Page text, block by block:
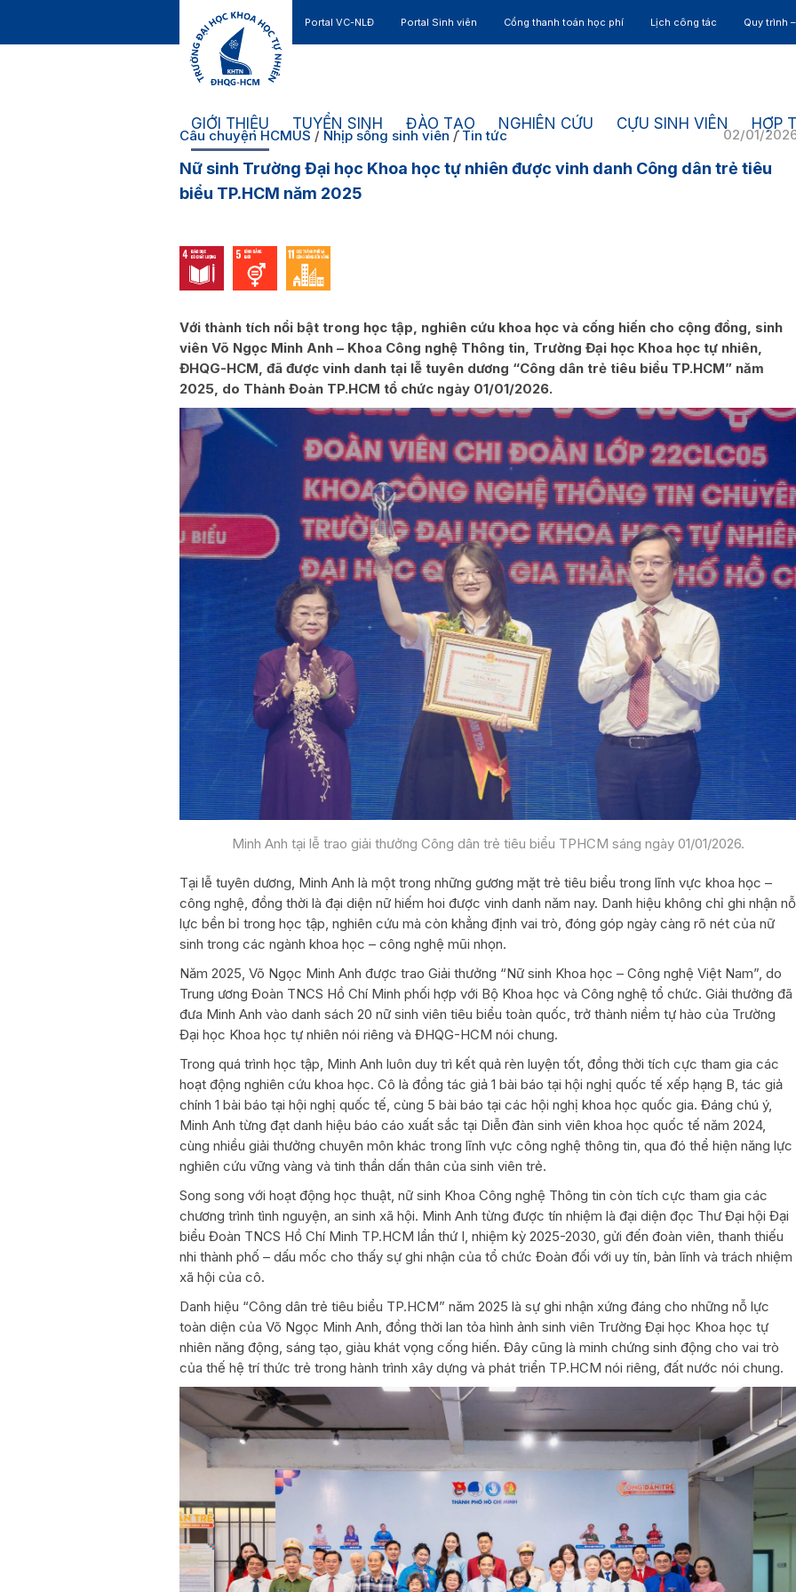
Portal VC-NLĐ Portal Sinh viên Cổng thanh toán học phí Lịch công tác Quy trình
GIỚI THIỆU TUYỂN SINH ĐÀO TẠO NGHIÊN CỨU CỰU SINH VIÊN HỢP
02/01/
Câu chuyện HCMUS / Nhịp sống sinh viên / Tin tức
Nữ sinh Trường Đại học Khoa học tự nhiên được vinh danh Công dân trẻ tiêu
biểu TP.HCM năm 2025
Với thành tích nổi bật trong học tập, nghiên cứu khoa học và cống hiến cho cộng đồng, sinh
viên Võ Ngọc Minh Anh – Khoa Công nghệ Thông tin, Trường Đại học Khoa học tự nhiên,
ĐHQG-HCM, đã được vinh danh tại lễ tuyên dương “Công dân trẻ tiêu biểu TP.HCM” năm
2025, do Thành Đoàn TP.HCM tổ chức ngày 01/01/2026.
Minh Anh tại lễ trao giải thưởng Công dân trẻ tiêu biểu TPHCM sáng ngày 01/01/2026.
Tại lễ tuyên dương, Minh Anh là một trong những gương mặt trẻ tiêu biểu trong lĩnh vực khoa học –
công nghệ, đồng thời là đại diện nữ hiếm hoi được vinh danh năm nay. Danh hiệu không chỉ ghi nhận nỗ
lực bền bỉ trong học tập, nghiên cứu mà còn khẳng định vai trò, đóng góp ngày càng rõ nét của nữ
sinh trong các ngành khoa học – công nghệ mũi nhọn.
Năm 2025, Võ Ngọc Minh Anh được trao Giải thưởng “Nữ sinh Khoa học – Công nghệ Việt Nam”, do
Trung ương Đoàn TNCS Hồ Chí Minh phối hợp với Bộ Khoa học và Công nghệ tổ chức. Giải thưởng đã
đưa Minh Anh vào danh sách 20 nữ sinh viên tiêu biểu toàn quốc, trở thành niềm tự hào của Trường
Đại học Khoa học tự nhiên nói riêng và ĐHQG-HCM nói chung.
Trong quá trình học tập, Minh Anh luôn duy trì kết quả rèn luyện tốt, đồng thời tích cực tham gia các
hoạt động nghiên cứu khoa học. Cô là đồng tác giả 1 bài báo tại hội nghị quốc tế xếp hạng B, tác giả
chính 1 bài báo tại hội nghị quốc tế, cùng 5 bài báo tại các hội nghị khoa học quốc gia. Đáng chú ý,
Minh Anh từng đạt danh hiệu báo cáo xuất sắc tại Diễn đàn sinh viên khoa học quốc tế năm 2024,
cùng nhiều giải thưởng chuyên môn khác trong lĩnh vực công nghệ thông tin, qua đó thể hiện năng lực
nghiên cứu vững vàng và tinh thần dấn thân của sinh viên trẻ.
Song song với hoạt động học thuật, nữ sinh Khoa Công nghệ Thông tin còn tích cực tham gia các
chương trình tình nguyện, an sinh xã hội. Minh Anh từng được tín nhiệm là đại diện đọc Thư Đại hội Đại
biểu Đoàn TNCS Hồ Chí Minh TP.HCM lần thứ I, nhiệm kỳ 2025-2030, gửi đến đoàn viên, thanh thiếu
nhi thành phố – dấu mốc cho thấy sự ghi nhận của tổ chức Đoàn đối với uy tín, bản lĩnh và trách nhiệm
xã hội của cô.
Danh hiệu “Công dân trẻ tiêu biểu TP.HCM” năm 2025 là sự ghi nhận xứng đáng cho những nỗ lực
toàn diện của Võ Ngọc Minh Anh, đồng thời lan tỏa hình ảnh sinh viên Trường Đại học Khoa học tự
nhiên năng động, sáng tạo, giàu khát vọng cống hiến. Đây cũng là minh chứng sinh động cho vai trò
của thế hệ trí thức trẻ trong hành trình xây dựng và phát triển TP.HCM nói riêng, đất nước nói chung.